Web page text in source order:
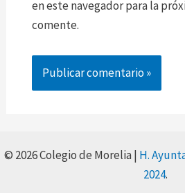
en este navegador para la
comente.
© 2026 Colegio de Morelia | H.
2024.